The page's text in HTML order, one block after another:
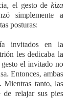
el gesto de kiza
simplemente a
posturas:
invitados en la
les dedicaba la
el invitado no
Entonces, ambas
Mientras tanto, las
de relajar sus pies